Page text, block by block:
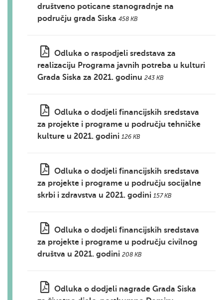
društveno poticane stanogradnje na
području grada Siska 458 KB
Odluka o raspodjeli sredstava za
realizaciju Programa javnih potreba u kulturi
Grada Siska za 2021. godinu 243 KB
Odluka o dodjeli financijskih sredstava
za projekte i programe u području tehničke
kulture u 2021. godini 126 KB
Odluka o dodjeli financijskih sredstava
za projekte i programe u području socijalne
skrbi i zdravstva u 2021. godini 157 KB
Odluka o dodjeli financijskih sredstava
za projekte i programe u području civilnog
društva u 2021. godini 208 KB
Odluka o dodjeli nagrade Grada Siska